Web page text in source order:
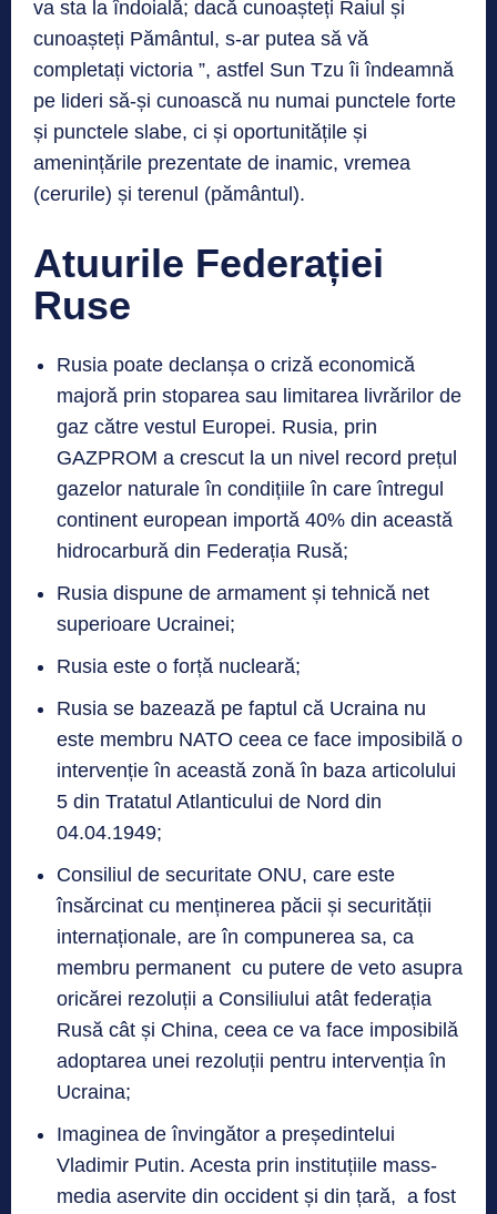
va sta la îndoială; dacă cunoașteți Raiul și
cunoașteți Pământul, s-ar putea să vă
completați victoria ”, astfel Sun Tzu îi îndeamnă
pe lideri să-și cunoască nu numai punctele forte
și punctele slabe, ci și oportunitățile și
amenințările prezentate de inamic, vremea
(cerurile) și terenul (pământul).
Atuurile Federației
Ruse
Rusia poate declanșa o criză economică
majoră prin stoparea sau limitarea livrărilor de
gaz către vestul Europei. Rusia, prin
GAZPROM a crescut la un nivel record prețul
gazelor naturale în condițiile în care întregul
continent european importă 40% din această
hidrocarbură din Federația Rusă;
Rusia dispune de armament și tehnică net
superioare Ucrainei;
Rusia este o forță nucleară;
Rusia se bazează pe faptul că Ucraina nu
este membru NATO ceea ce face imposibilă o
intervenție în această zonă în baza articolului
5 din Tratatul Atlanticului de Nord din
04.04.1949;
Consiliul de securitate ONU, care este
însărcinat cu menținerea păcii și securității
internaționale, are în compunerea sa, ca
membru permanent cu putere de veto asupra
oricărei rezoluții a Consiliului atât federația
Rusă cât și China, ceea ce va face imposibilă
adoptarea unei rezoluții pentru intervenția în
Ucraina;
Imaginea de învingător a președintelui
Vladimir Putin. Acesta prin instituțiile mass-
media aservite din occident și din țară, a fost